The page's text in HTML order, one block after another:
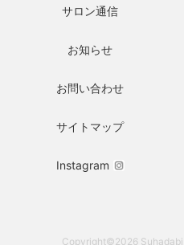
サロン通信
お知らせ
お問い合わせ
サイトマップ
Instagram
Copyright©2026 Suhadabi